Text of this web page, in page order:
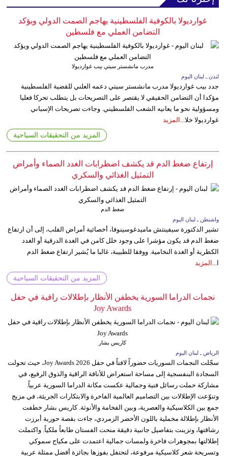
غوارديولا بالكوفية الفلسطينية يهاجم الصمت الدولي ويؤكد
التضامن العملي مع فلسطين
مدرب مانشستر سيتي بيب غوارديولا
لندن ـ لبنان اليوم
جدد بيب غوارديولا مدرب مانشستر سيتي دعمه العلني للقضية الفلسطينية
مؤكدا أن التضامن الحقيقي لا يقتصر على التصريحات بل يتطلب تحركا فعليا
ومسؤولية نحو ما يعانيه الشعب الفلسطيني. وجاءت تصريحات الإسباني
غوارديولا خلا... المزيد
المزيد من التحقيقات السياحية
إرتفاع ضغط الدم قد يكشف اضطرابات الغدد الصماء وأمراض
التمثيل الغذائي والسكري
ضغط الدم
واشنطن ـ لبنان اليوم
تشير الدكتورة سيفينتش ماميدغوسينوفا، أخصائية أمراض القلب، إلى أن ارتفاع
ضغط الدم قد يكون مؤشرا على وجود خلل كامن في الغدة الدرقية أو الغدد
الكظرية أو الغدة النخامية. ووفقا للطبيبة، غالبا ما يُشير ارتفاع ضغط الدم
ا... المزيد
المزيد من التحقيقات السياحية
نجمات الدراما السورية يخطفن الأنظار بإطلالات راقية في حفل
Joy Awards
كاريس بشار
الرياض ـ لبنان اليوم
سجّلت النجمات السوريات حضوراً لافتاً في حفل Joy Awards 2026، حيث تحولت
السجادة البنفسجية إلى مساحة استعراض للأناقة الراقية والذوق الرفيع، في
مشاركة حملت رسائل فنية وجمالية عكست مكانة الدراما السورية عربياً.
وتنوّعت الإطلالات بين التصاميم العالمية الفاخرة والابتكارات الجريئة، في مزيج
جمع بين الكلاسيكية والعصرية، وبين الفخامة والأنوثة. كاريس بشار خطفت
الأنظار بإطلالة مخملية باللون الأخضر الزمردي، جاءت بقصة حورية أبرزت
رشاقتها، وتزينت بتفاصيل جانبية دقيقة منحت الفستان طابعاً ملكياً. واكتملت
إطلالتها بمجوهرات فاخرة ولمسات جمالية اعتمدت على مكياج سموكي
وتسريحة شعر كلاسيكية مرفوعة، لتحتفل بفوزها بجائزة أفضل ممثلة عربية